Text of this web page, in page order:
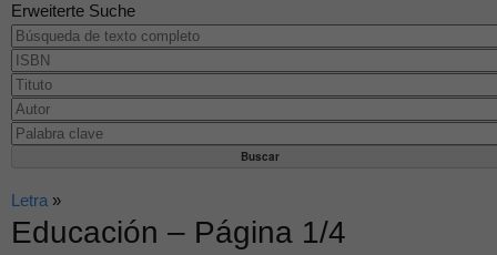
Erweiterte Suche
Letra »
Educación – Página 1/4